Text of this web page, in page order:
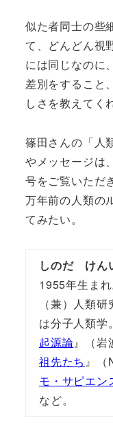
似た者同士の些
て、どんどん視
には同じなのに
差別をすること
しさを教えてく
篠田さんの「人
やメッセージは
号をご覧いただ
万年前の人類の
てみたい。
しのだ けん
1955年生ま
（兼）人類
は分子人類学
起源論』（岩
祖先たち 』（
モ・サピエン
など。